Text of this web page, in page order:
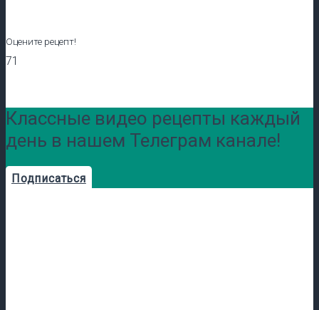
Оцените рецепт!
71
Классные видео рецепты каждый
день в нашем Телеграм канале!
Подписаться